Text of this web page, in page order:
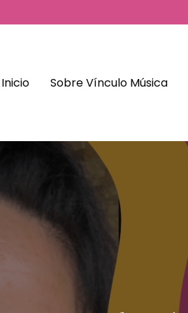
Inicio Sobre Vínculo Música